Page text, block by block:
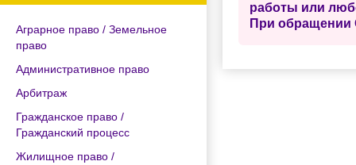
Аграрное право / Земельное
право
Административное право
Арбитраж
Гражданское право /
Гражданский процесс
Жилищное право /
работы или
При обращении